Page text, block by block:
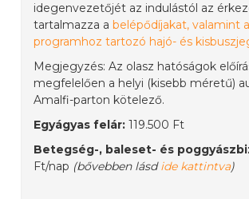
idegenvezetőjét az indulástól az
tartalmazza abelépődíjakat, valamint
programhoz tartozó hajó- és
Megjegyzés: Az olasz hatóságok
megfelelően a helyi (kisebb méretű)
Amalfi-parton kötelező.
Egyágyas felár: 119.500 Ft
Betegség-, baleset- és
Ft/nap (bővebben lásdide kattintva)